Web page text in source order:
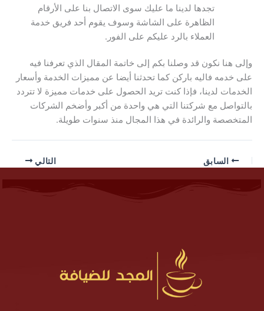
تجدها لدينا ما عليك سوى الاتصال بنا على الأرقام
الظاهرة على الشاشة وسوف يقوم أحد فريق خدمة
العملاء بالرد عليكم على الفور.
وإلى هنا نكون قد وصلنا بكم إلى خاتمة المقال الذي تعرفنا فيه
على خدمه فاليه باركن كما تحدثنا أيضا عن مميزات الخدمة وأسعار
الخدمات لدينا، فإذا كنت تريد الحصول على خدمات مميزة لا تتردد
بالتواصل مع شركتنا التي هي واحدة من أكبر وأضخم الشركات
المتخصصة والرائدة في هذا المجال منذ سنوات طويلة.
السابق التالي